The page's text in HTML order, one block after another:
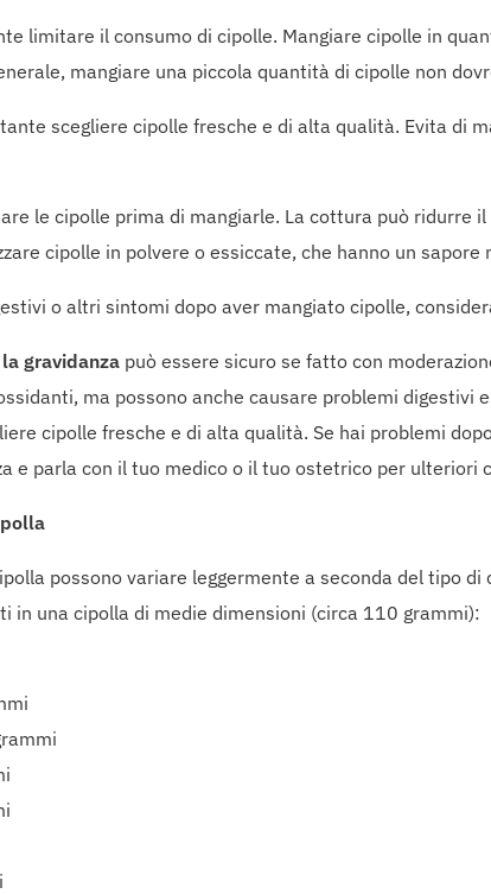
limitare il consumo di cipolle. Mangiare cipolle in
mangiare una piccola quantità di cipolle non
scegliere cipolle fresche e di alta qualità. Evita di
le cipolle prima di mangiarle. La cottura può
cipolle in polvere o essiccate, che hanno un
o altri sintomi dopo aver mangiato cipolle,
gravidanza può essere sicuro se fatto con
ma possono anche causare problemi
cipolle fresche e di alta qualità. Se hai problemi
e parla con il tuo medico o il tuo ostetrico per ulteriori
possono variare leggermente a seconda del tipo
in una cipolla di medie dimensioni (circa 110 grammi):